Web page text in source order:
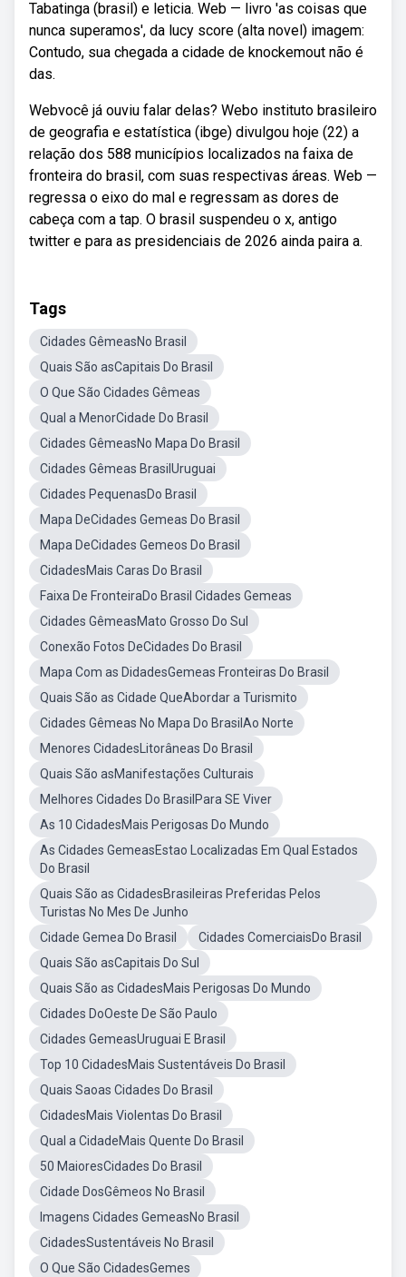
Tabatinga (brasil) e leticia. Web — livro 'as coisas que
nunca superamos', da lucy score (alta novel) imagem:
Contudo, sua chegada a cidade de knockemout não é
das.
Webvocê já ouviu falar delas? Webo instituto brasileiro
de geografia e estatística (ibge) divulgou hoje (22) a
relação dos 588 municípios localizados na faixa de
fronteira do brasil, com suas respectivas áreas. Web —
regressa o eixo do mal e regressam as dores de
cabeça com a tap. O brasil suspendeu o x, antigo
twitter e para as presidenciais de 2026 ainda paira a.
Tags
Cidades GêmeasNo Brasil
Quais São asCapitais Do Brasil
O Que São Cidades Gêmeas
Qual a MenorCidade Do Brasil
Cidades GêmeasNo Mapa Do Brasil
Cidades Gêmeas BrasilUruguai
Cidades PequenasDo Brasil
Mapa DeCidades Gemeas Do Brasil
Mapa DeCidades Gemeos Do Brasil
CidadesMais Caras Do Brasil
Faixa De FronteiraDo Brasil Cidades Gemeas
Cidades GêmeasMato Grosso Do Sul
Conexão Fotos DeCidades Do Brasil
Mapa Com as DidadesGemeas Fronteiras Do Brasil
Quais São as Cidade QueAbordar a Turismito
Cidades Gêmeas No Mapa Do BrasilAo Norte
Menores CidadesLitorâneas Do Brasil
Quais São asManifestações Culturais
Melhores Cidades Do BrasilPara SE Viver
As 10 CidadesMais Perigosas Do Mundo
As Cidades GemeasEstao Localizadas Em Qual Estados
Do Brasil
Quais São as CidadesBrasileiras Preferidas Pelos
Turistas No Mes De Junho
Cidade Gemea Do Brasil
Cidades ComerciaisDo Brasil
Quais São asCapitais Do Sul
Quais São as CidadesMais Perigosas Do Mundo
Cidades DoOeste De São Paulo
Cidades GemeasUruguai E Brasil
Top 10 CidadesMais Sustentáveis Do Brasil
Quais Saoas Cidades Do Brasil
CidadesMais Violentas Do Brasil
Qual a CidadeMais Quente Do Brasil
50 MaioresCidades Do Brasil
Cidade DosGêmeos No Brasil
Imagens Cidades GemeasNo Brasil
CidadesSustentáveis No Brasil
O Que São CidadesGemes